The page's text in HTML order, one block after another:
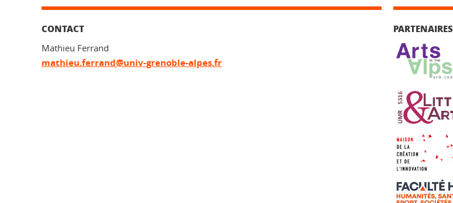
CONTACT
Mathieu Ferrand
mathieu.ferrand@univ-grenoble-alpes.fr
PARTENAIRES